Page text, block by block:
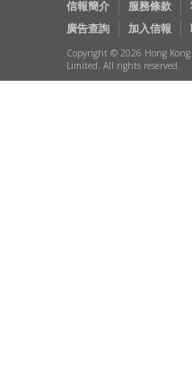
信報簡介 服務條款
廣告查詢
加入信報
Copyright © 2026 Hong
Limited. All rights reserved.